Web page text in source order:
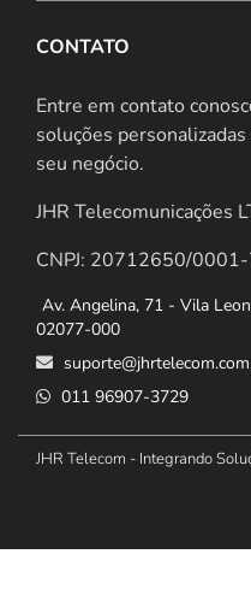
CONTATO
Entre em contato
soluções
seu negócio.
JHR Telecomunicações
CNPJ: 20712650/
Av. Angelina, 71 - Vila
02077-000
011 96907-3729
JHR Telecom - Integrando